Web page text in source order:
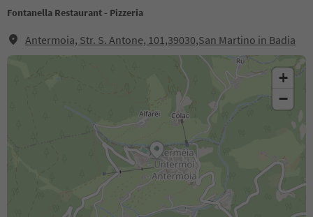
Fontanella Restaurant - Pizzeria
Antermoia, Str. S. Antone, 101,39030,San Martino in Badia
+
−